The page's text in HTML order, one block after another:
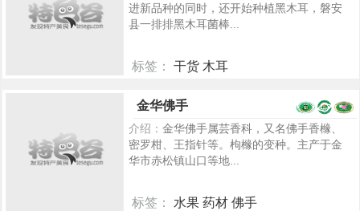
进新品种的同时，还开始种植黑木耳，磐安
县一排排黑木耳菌棒...
标签： 干货 木耳
金华佛手
介绍： 金华佛手属芸香科，又名佛手香橼、
密罗柑、王指针等。枸橼的变种。主产于金
华市赤松镇山口等地...
标签： 水果 药材 佛手